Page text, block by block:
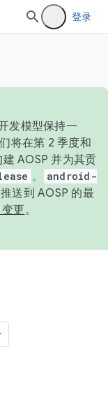
登录
发模型保持一
将在第 2 季度和
AOSP 并为其贡
。
android-
送到 AOSP 的最
更。